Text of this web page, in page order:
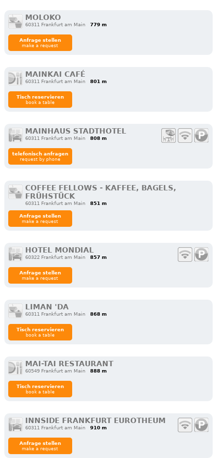
MOLOKO
60311 Frankfurt am Main 779 m
Anfrage stellen
make a request
MAINKAI CAFÉ
60311 Frankfurt am Main 801 m
Tisch reservieren
book a table
MAINHAUS STADTHOTEL
60311 Frankfurt am Main 808 m
telefonisch anfragen
request by phone
COFFEE FELLOWS - KAFFEE, BAGELS,
FRÜHSTÜCK
60311 Frankfurt am Main 851 m
Anfrage stellen
make a request
HOTEL MONDIAL
60322 Frankfurt am Main 857 m
Anfrage stellen
make a request
LIMAN 'DA
60311 Frankfurt am Main 868 m
Tisch reservieren
book a table
MAI-TAI RESTAURANT
60549 Frankfurt am Main 888 m
Tisch reservieren
book a table
INNSIDE FRANKFURT EUROTHEUM
60311 Frankfurt am Main 910 m
Anfrage stellen
make a request